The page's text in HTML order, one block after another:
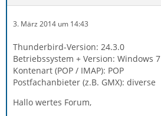
3. März 2014 um 14:43
Thunderbird-Version: 24.3.0
Betriebssystem + Version: Windows 7
Kontenart (POP / IMAP): POP
Postfachanbieter (z.B. GMX): diverse
Hallo wertes Forum,